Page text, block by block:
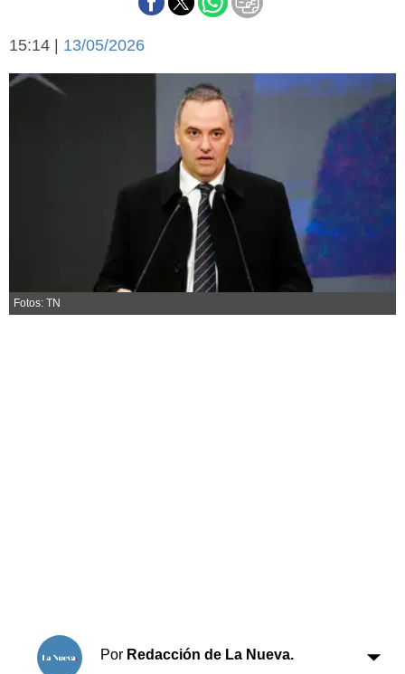
Economía y campo
Economía y finanzas
Sociedad y tiempo
Sociedad
Tecnología
Turismo
Salud
Es viral
Suplementos
15:14 | 13/05/2026
Fotos: TN
Por Redacción de La Nueva.